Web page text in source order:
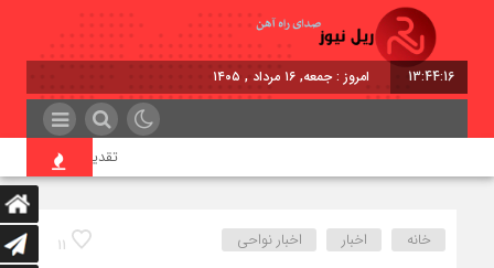
13:44:17 امروز : جمعه, ۱۶ مرداد , ۱۴۰۵
تقدیر معاون اول
11 خانه اخبار اخبار نواحی